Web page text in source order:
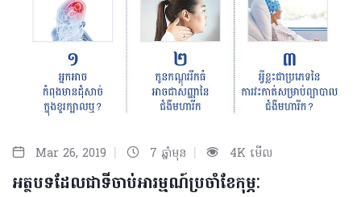
Mar 26, 2019 | 7 ឆ្នាំមុន | 4K មើល
អត្ថបទដែលជាទីចាប់អារម្មណ៍ប្រចាំខែកុម្ភៈ